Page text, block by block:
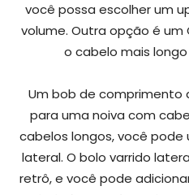
você possa escolher um
volume. Outra opção é
o cabelo mais
Um bob de comprimento
para uma noiva com
cabelos longos, você
lateral. O bolo varrido
retrô, e você pode